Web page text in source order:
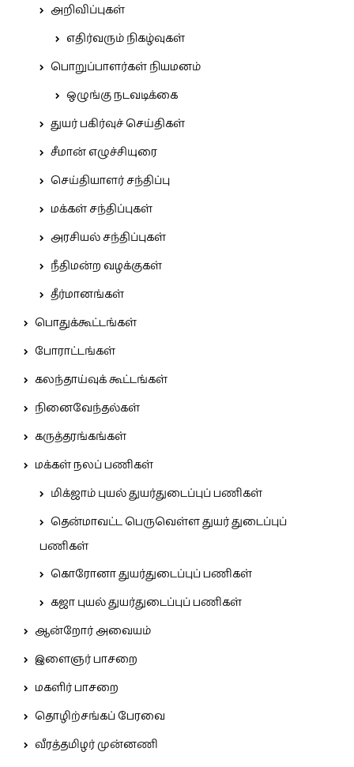
அறிவிப்புகள்
எதிர்வரும் நிகழ்வுகள்
பொறுப்பாளர்கள் நியமனம்
ஒழுங்கு நடவடிக்கை
துயர் பகிர்வுச் செய்திகள்
சீமான் எழுச்சியுரை
செய்தியாளர் சந்திப்பு
மக்கள் சந்திப்புகள்
அரசியல் சந்திப்புகள்
நீதிமன்ற வழக்குகள்
தீர்மானங்கள்
பொதுக்கூட்டங்கள்
போராட்டங்கள்
கலந்தாய்வுக் கூட்டங்கள்
நினைவேந்தல்கள்
கருத்தரங்கங்கள்
மக்கள் நலப் பணிகள்
மிக்ஜாம் புயல் துயர்துடைப்புப் பணிகள்
தென்மாவட்ட பெருவெள்ள துயர் துடைப்புப்
பணிகள்
கொரோனா துயர்துடைப்புப் பணிகள்
கஜா புயல் துயர்துடைப்புப் பணிகள்
ஆன்றோர் அவையம்
இளைஞர் பாசறை
மகளிர் பாசறை
தொழிற்சங்கப் பேரவை
வீரத்தமிழர் முன்னணி